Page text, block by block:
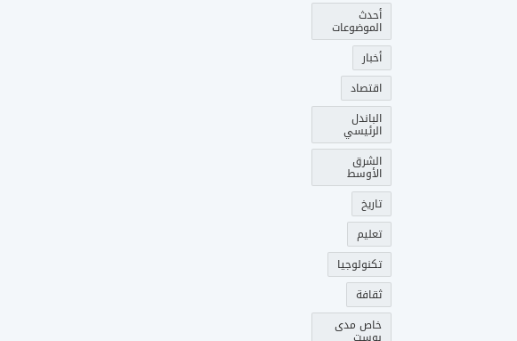
أحدث
الموضوعات
أخبار
اقتصاد
الباندل
الرئيسي
الشرق
الأوسط
تاريخ
تعليم
تكنولوجيا
ثقافة
خاص مدى